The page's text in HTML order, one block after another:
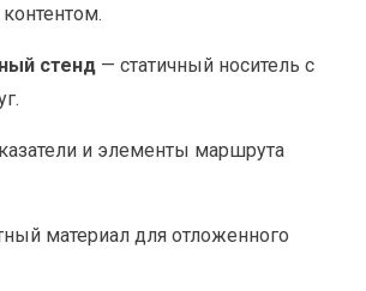
стенд — статичный носитель с
и элементы маршрута
материал для отложенного